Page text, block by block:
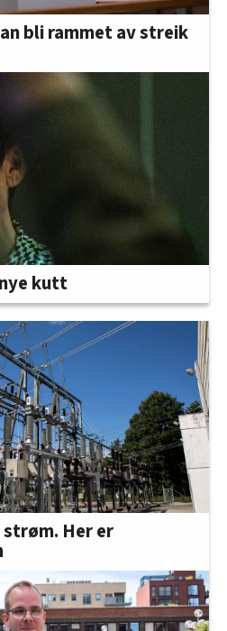
bli rammet av streik
kutt
strøm. Her er